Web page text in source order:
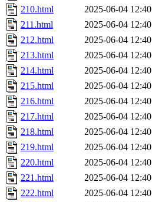
210.html
2025-06-04 12:40
211.html
2025-06-04 12:40
212.html
2025-06-04 12:40
213.html
2025-06-04 12:40
214.html
2025-06-04 12:40
215.html
2025-06-04 12:40
216.html
2025-06-04 12:40
217.html
2025-06-04 12:40
218.html
2025-06-04 12:40
219.html
2025-06-04 12:40
220.html
2025-06-04 12:40
221.html
2025-06-04 12:40
222.html
2025-06-04 12:40